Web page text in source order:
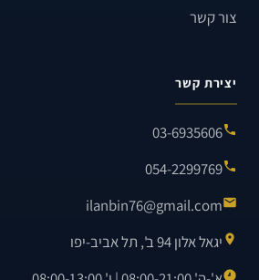
צור קשר
יצירת קשר
03-6935606
054-2299769
ilanbin76@gmail.com
יגאל אלון 94 ב', תל אביב-יפו